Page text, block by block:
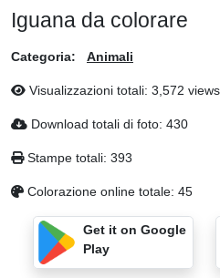
Iguana da colorare
Categoria: Animali
Visualizzazioni totali: 3,572 views
Download totali di foto: 430
Stampe totali: 393
Colorazione online totale: 45
Get it on Google
Play